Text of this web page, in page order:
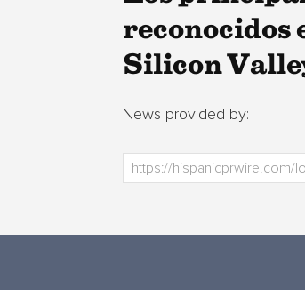
reconocidos
Silicon
News provided by: